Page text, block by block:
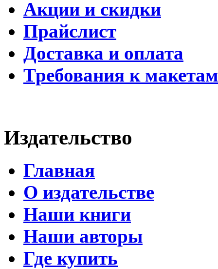
Акции и скидки
Прайслист
Доставка и оплата
Требования к макетам
Издательство
Главная
О издательстве
Наши книги
Наши авторы
Где купить